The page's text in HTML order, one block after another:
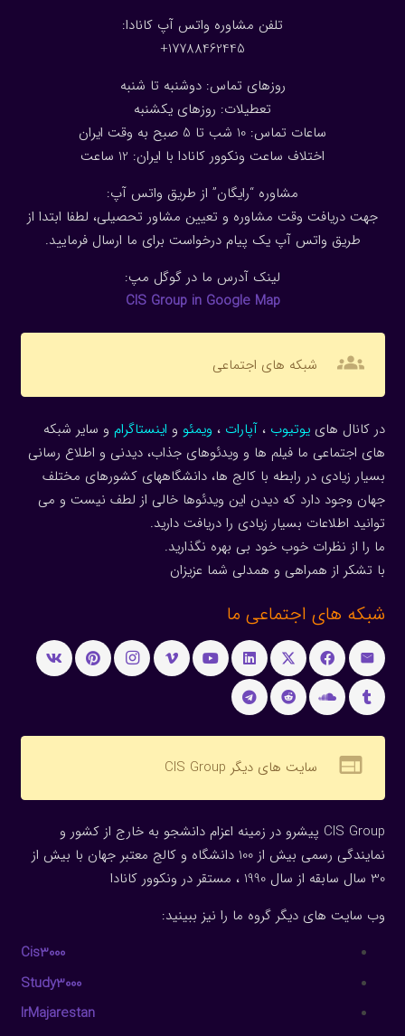
تلفن مشاوره واتس آپ کانادا:
17788462445+
روزهای تماس: دوشنبه تا شنبه
تعطیلات: روزهای یکشنبه
ساعات تماس: 10 شب تا 5 صبح به وقت ایران
اختلاف ساعت ونکوور کانادا با ایران: 1 2 ساعت
مشاوره “رایگان” از طریق واتس آپ:
جهت دریافت وقت مشاوره و تعیین مشاور تحصیلی، لطفا ابتدا از
طریق واتس آپ یک پیام درخواست برای ما ارسال فرمایید.
لینک آدرس ما در گوگل مپ:
CIS Group in Google Map
groups شبکه های اجتماعی
در کانال هاییوتیوب ، آپارات ، ویمئو و اینستاگرام و سایر شبکه
های اجتماعی ما فیلم ها و ویدئوهای جذاب، دیدنی و اطلاع رسانی
بسیار زیادی در رابطه با کالج ها، دانشگاههای کشورهای مختلف
جهان وجود دارد که دیدن این ویدئوها خالی از لطف نیست و می
توانید اطلاعات بسیار زیادی را دریافت دارید.
ما را از نظرات خوب خود بی بهره نگذارید.
با تشکر از همراهی و همدلی شما عزیزان
شبکه های اجتماعی ما
web سایت های دیگر CIS Group
CIS Group پیشرو در زمینه اعزام دانشجو به خارج از کشور و
نمایندگی رسمی بیش از 100 دانشگاه و کالج معتبر جهان با بیش از
30 سال سابقه از سال 1990 ، مستقر در ونکوور کانادا
وب سایت های دیگر گروه ما را نیز ببینید:
Cis3000
Study3000
IrMajarestan